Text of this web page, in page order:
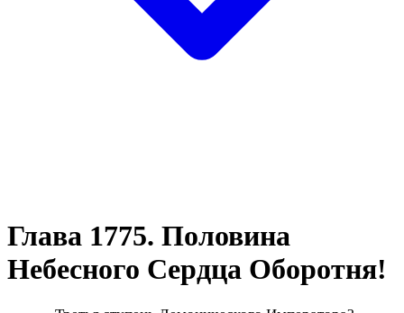
Глава 1775. Половина
Небесного Сердца Оборотня!